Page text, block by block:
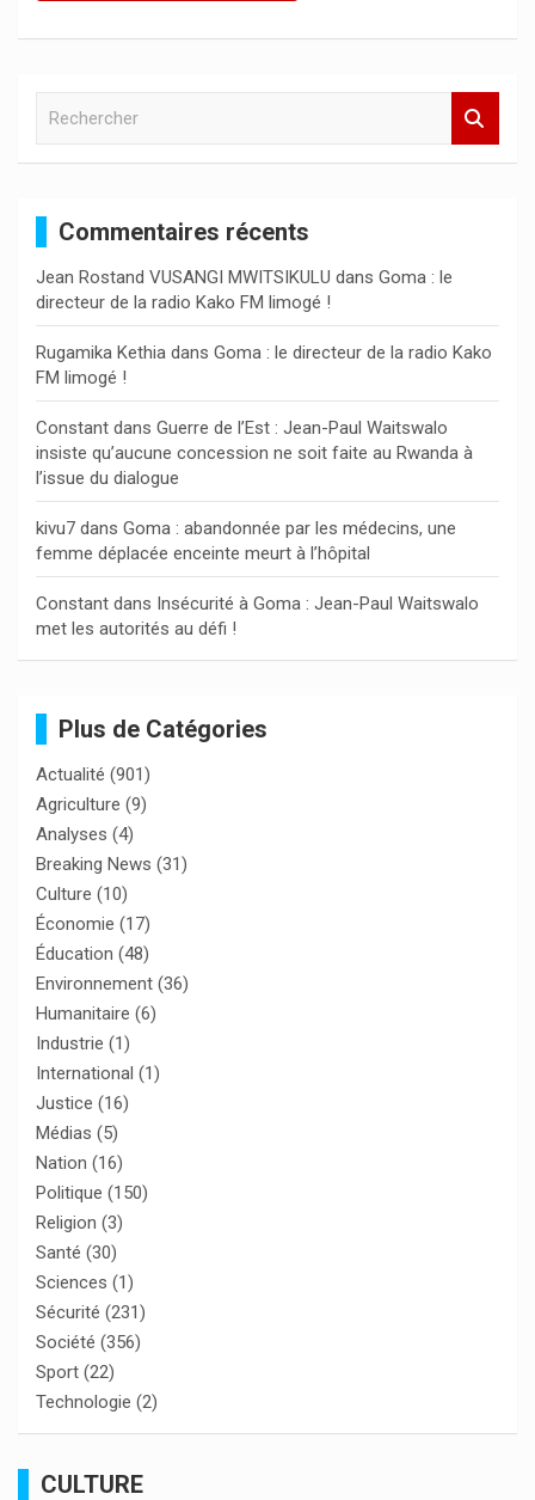
c
h
e
r
Commentaires récents
Jean Rostand VUSANGI MWITSIKULU dans Goma : le
directeur de la radio Kako FM limogé !
Rugamika Kethia dans Goma : le directeur de la radio Kako
FM limogé !
Constant dans Guerre de l’Est : Jean-Paul Waitswalo
insiste qu’aucune concession ne soit faite au Rwanda à
l’issue du dialogue
kivu7 dans Goma : abandonnée par les médecins, une
femme déplacée enceinte meurt à l’hôpital
Constant dans Insécurité à Goma : Jean-Paul Waitswalo
met les autorités au défi !
Plus de Catégories
Actualité (901)
Agriculture (9)
Analyses (4)
Breaking News (31)
Culture (10)
Économie (17)
Éducation (48)
Environnement (36)
Humanitaire (6)
Industrie (1)
International (1)
Justice (16)
Médias (5)
Nation (16)
Politique (150)
Religion (3)
Santé (30)
Sciences (1)
Sécurité (231)
Société (356)
Sport (22)
Technologie (2)
CULTURE